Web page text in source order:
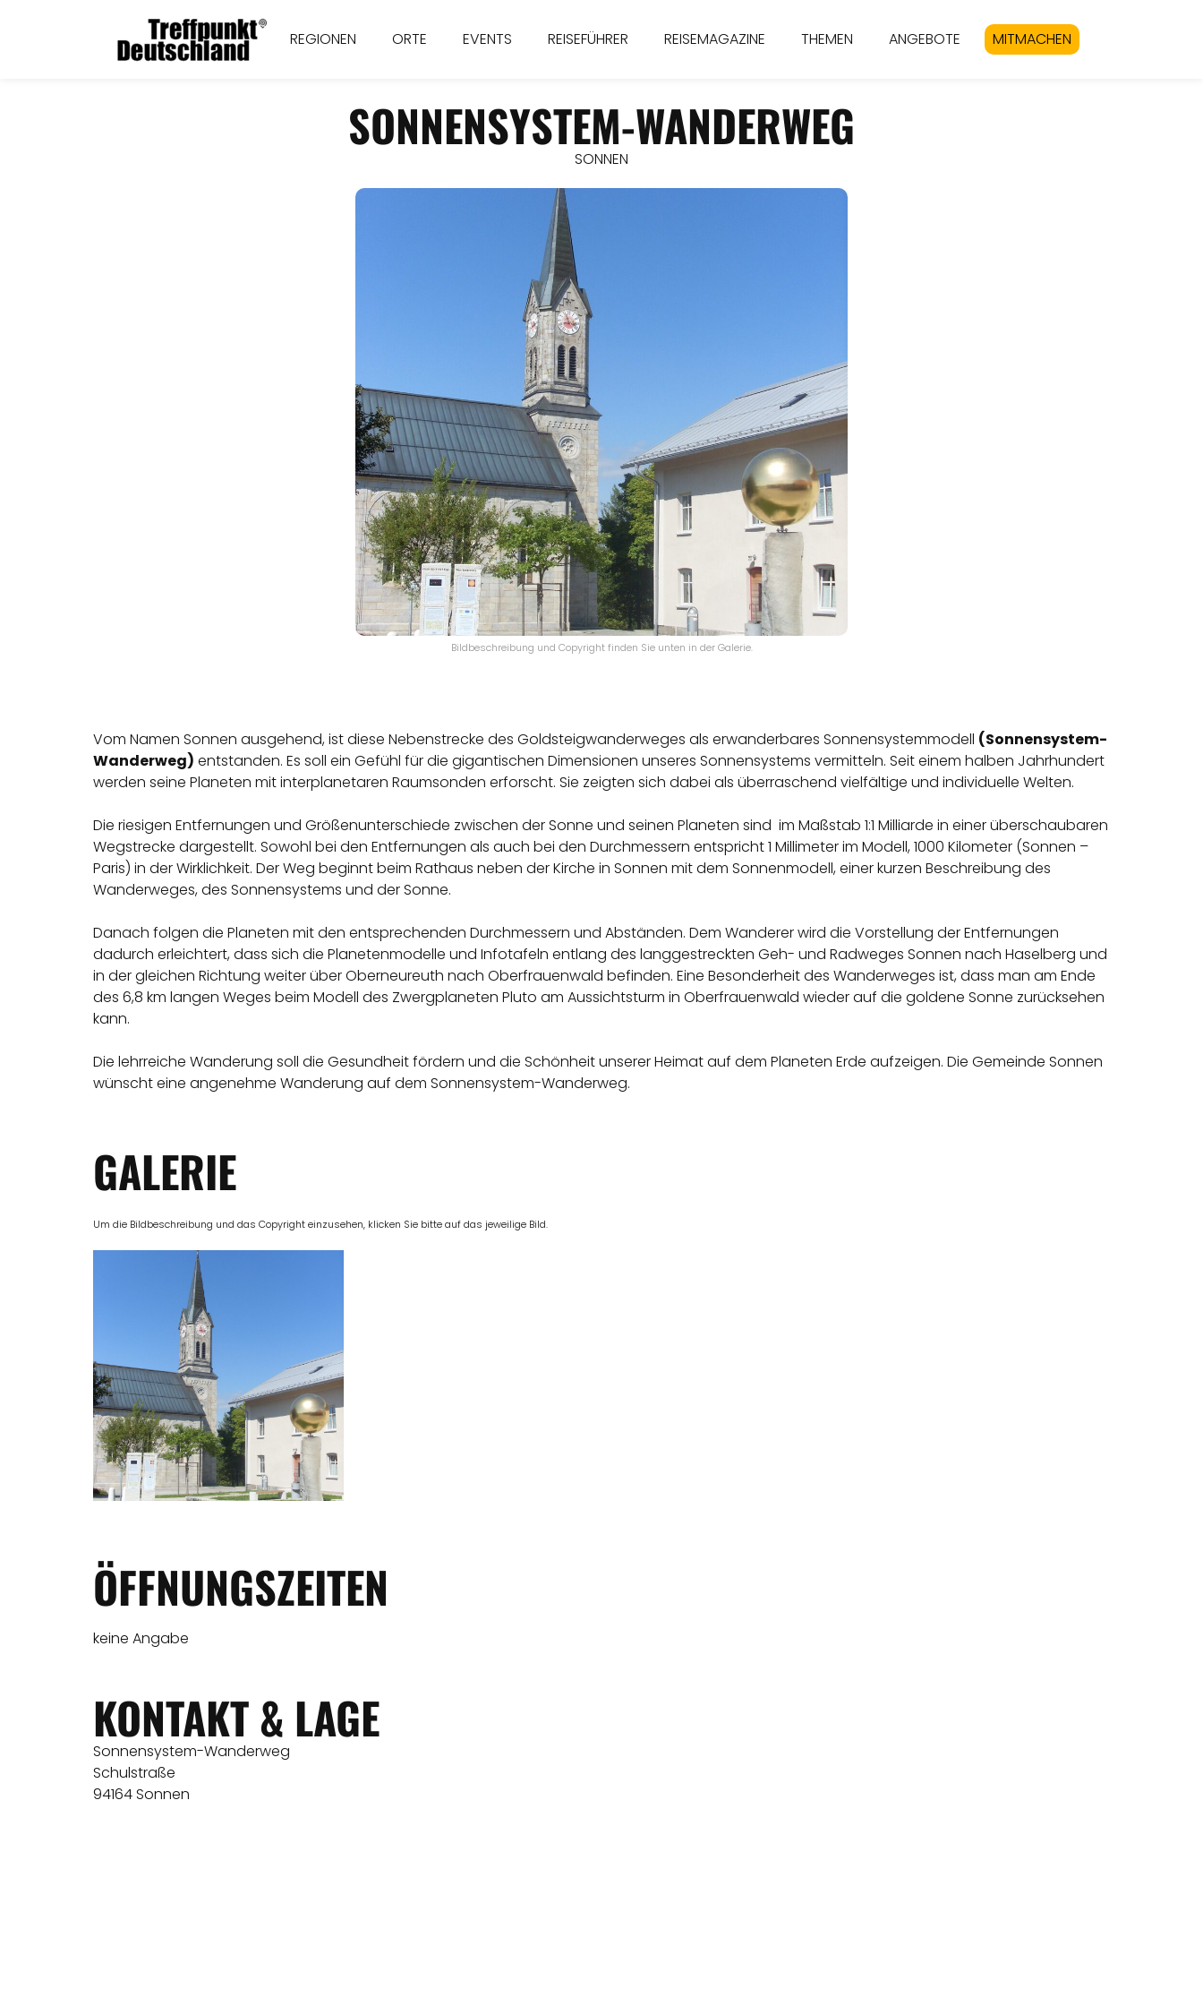
REGIONEN ORTE EVENTS REISEFÜHRER REISEMAGAZINE THEMEN ANGEBOTE MITMACHEN
SONNENSYSTEM-WANDERWEG
SONNEN
Bildbeschreibung und Copyright finden Sie unten in der Galerie.
Vom Namen Sonnen ausgehend, ist diese Nebenstrecke des Goldsteigwanderweges als erwanderbares Sonnensystemmodell (Sonnensystem-
Wanderweg) entstanden. Es soll ein Gefühl für die gigantischen Dimensionen unseres Sonnensystems vermitteln. Seit einem halben Jahrhundert
werden seine Planeten mit interplanetaren Raumsonden erforscht. Sie zeigten sich dabei als überraschend vielfältige und individuelle Welten.
Die riesigen Entfernungen und Größenunterschiede zwischen der Sonne und seinen Planeten sind im Maßstab 1:1 Milliarde in einer überschaubaren
Wegstrecke dargestellt. Sowohl bei den Entfernungen als auch bei den Durchmessern entspricht 1 Millimeter im Modell, 1000 Kilometer (Sonnen –
Paris) in der Wirklichkeit. Der Weg beginnt beim Rathaus neben der Kirche in Sonnen mit dem Sonnenmodell, einer kurzen Beschreibung des
Wanderweges, des Sonnensystems und der Sonne.
Danach folgen die Planeten mit den entsprechenden Durchmessern und Abständen. Dem Wanderer wird die Vorstellung der Entfernungen
dadurch erleichtert, dass sich die Planetenmodelle und Infotafeln entlang des langgestreckten Geh- und Radweges Sonnen nach Haselberg und
in der gleichen Richtung weiter über Oberneureuth nach Oberfrauenwald befinden. Eine Besonderheit des Wanderweges ist, dass man am Ende
des 6,8 km langen Weges beim Modell des Zwergplaneten Pluto am Aussichtsturm in Oberfrauenwald wieder auf die goldene Sonne zurücksehen
kann.
Die lehrreiche Wanderung soll die Gesundheit fördern und die Schönheit unserer Heimat auf dem Planeten Erde aufzeigen. Die Gemeinde Sonnen
wünscht eine angenehme Wanderung auf dem Sonnensystem-Wanderweg.
GALERIE
Um die Bildbeschreibung und das Copyright einzusehen, klicken Sie bitte auf das jeweilige Bild.
ÖFFNUNGSZEITEN
keine Angabe
KONTAKT & LAGE
Sonnensystem-Wanderweg
Schulstraße
94164 Sonnen